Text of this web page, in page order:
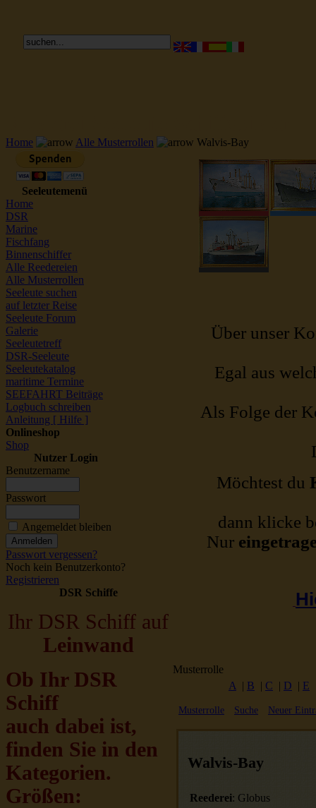
Home Alle Musterrollen Walvis-Bay
Seeleutemenü
Home
DSR
Marine
Fischfang
Binnenschiffer
Alle Reedereien
Alle Musterrollen
Seeleute suchen
auf letzter Reise
Seeleute Forum
Galerie
Seeleutetreff
DSR-Seeleute
Seeleutekatalog
maritime Termine
SEEFAHRT Beiträge
Logbuch schreiben
Anleitung [ Hilfe ]
Onlineshop
Shop
Nutzer Login
Benutzername
Passwort
Angemeldet bleiben
Passwort vergessen?
Noch kein Benutzerkonto?
Registrieren
DSR Schiffe
Ihr DSR Schiff auf
Leinwand
Ob Ihr DSR
Schiff
auch dabei ist,
finden Sie in den
Kategorien.
Größen:
Über unser
Egal aus
Als Folge der
Möchtest du
dann klicke
Nur
Musterrolle
A | B | C | D | E
Musterrolle Suche Neuer
Walvis-Bay
Reederei: Globus